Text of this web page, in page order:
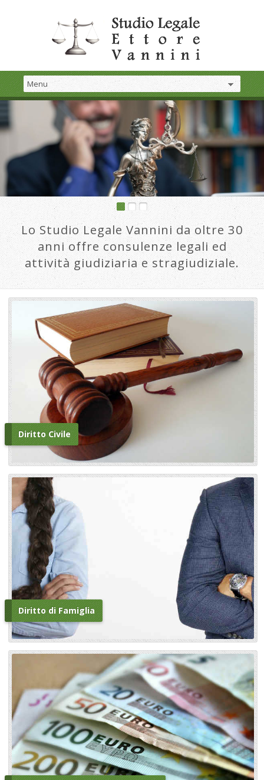
Lo Studio Legale Vannini da oltre 30
anni offre consulenze legali ed
attività giudiziaria e stragiudiziale.
Diritto Civile
Diritto di Famiglia